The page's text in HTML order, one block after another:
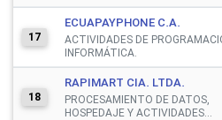
17
ECUAPAYPHONE C.A.
ACTIVIDADES DE
INFORMÁTICA.
18
RAPIMART CIA. LTDA.
PROCESAMIENTO DE DATOS,
HOSPEDAJE Y ACTIVIDADES...